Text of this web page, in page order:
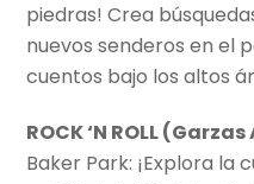
piedras! Crea
nuevos senderos en el
cuentos bajo los altos
ROCK ‘N ROLL
Baker Park: ¡Explora